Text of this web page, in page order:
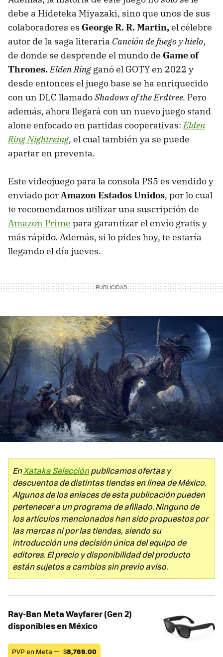
debe a Hideteka Miyazaki, sino que unos de sus
colaboradores es George R. R. Martin,el célebre
autor de la saga literaria Canción de fuego y hielo,
de donde se desprende el mundo de Game of
Thrones.Elden Ring ganó el GOTY en 2022 y
desde entonces el juego base se ha enriquecido
con un DLC llamadoShadows of the Erdtree. Pero
además, ahora llegará con un nuevo juego stand
alone enfocado en partidas cooperativas:Elden
Ring Nightreing, el cual también ya se puede
apartar en preventa.
Este videojuego para la consola PS5 es vendido y
enviado porAmazon Estados Unidos, por lo cual
te recomendamos utilizar una suscripción de
Amazon Prime para garantizar el envío gratis y
más rápido. Además, si lo pides hoy, te estaría
llegando el día jueves.
EnXataka Selecciónpublicamos ofertas y
descuentos de distintas tiendas en línea de México.
Algunos de los enlaces de esta publicación pueden
pertenecer a un programa de afiliado. Ninguno de
los artículos mencionados han sido propuestos por
las marcas ni por las tiendas, siendo su
introducción una decisión única del equipo de
editores. El precio y disponibilidad del producto
están sujetos a cambios sin previo aviso.
Ray-Ban Meta Wayfarer (Gen 2)
disponibles en México
PVP en Meta — $8,769.00